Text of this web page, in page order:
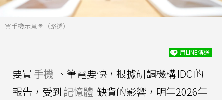
買手機示意圖（路透）
用LINE傳送
要買 手機 、筆電要快，根據研調機構IDC的
報告，受到 記憶體 缺貨的影響，明年2026年